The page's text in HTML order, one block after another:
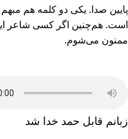
پایین صدا. یکی دو کلمه هم
است. هم‌چنین اگر کسی شاعر
ممنون می‌شوم.
زبانم قابل حمد خدا شد